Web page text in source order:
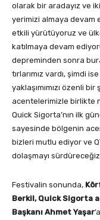
olarak bir aradayız ve
yerimizi almaya devam
etkili yürütüyoruz ve
katılmaya devam
depreminden sonra
tırlarımız vardı, şimdi
yaklaşımımızı özenli
acentelerimizle birlikte
Quick Sigorta’nın ilk
sayesinde bölgenin
bizleri mutlu ediyor ve
dolaşmayı
Festivalin sonunda,
Berkil, Quick Sigorta
Başkanı Ahmet Yaşar